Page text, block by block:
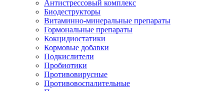
Антистрессовый комплекс
Биодеструкторы
Витаминно-минеральные препараты
Гормональные препараты
Кокцидиостатики
Кормовые добавки
Подкислители
Пробиотики
Противовирусные
Противовоспалительные